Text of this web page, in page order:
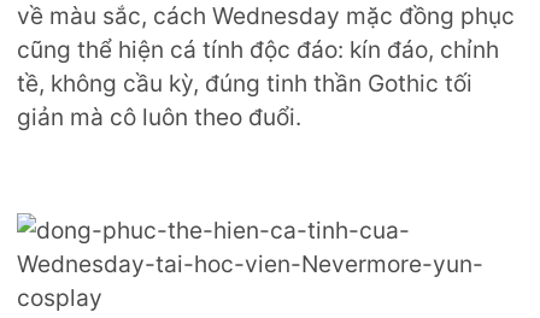
về màu sắc, cách Wednesday mặc đồng phục
cũng thể hiện cá tính độc đáo: kín đáo, chỉnh
tề, không cầu kỳ, đúng tinh thần Gothic tối
giản mà cô luôn theo đuổi.